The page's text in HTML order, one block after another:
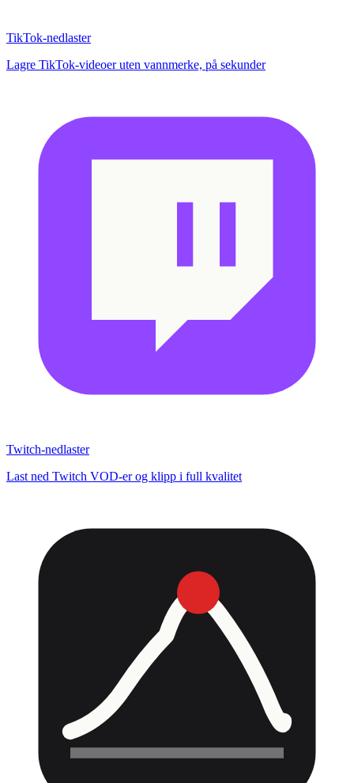
TikTok-nedlaster
Lagre TikTok-videoer uten vannmerke, på sekunder
Twitch-nedlaster
Last ned Twitch VOD-er og klipp i full kvalitet